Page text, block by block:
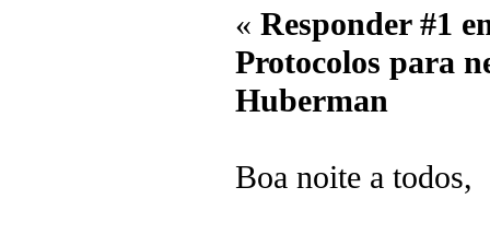
« Responder #1
Protocolos para
Huberman
Boa noite a todos,